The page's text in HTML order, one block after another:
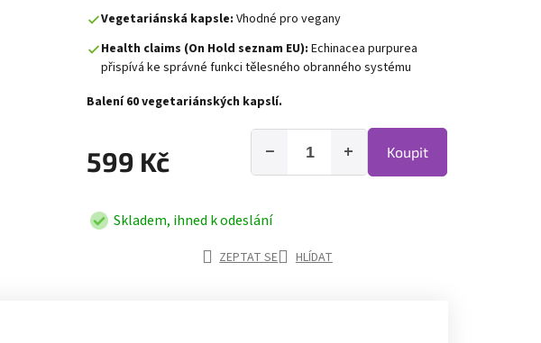
Vegetariánská kapsle: Vhodné pro vegany
Health claims (On Hold seznam EU): Echinacea purpurea
přispívá ke správné funkci tělesného obranného systému
Balení 60 vegetariánských kapslí.
599 Kč +
− Koupit
Skladem, ihned k odeslání
ZEPTAT SE HLÍDAT